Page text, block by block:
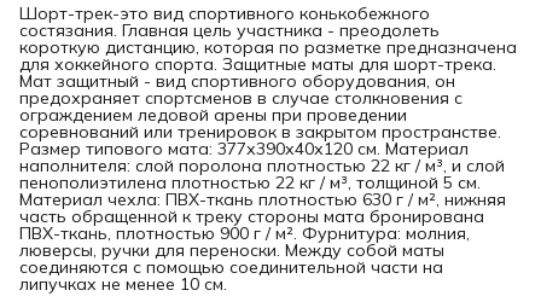
Шорт-трек-это вид спортивного конькобежного
состязания. Главная цель участника - преодолеть
короткую дистанцию, которая по разметке предназначена
для хоккейного спорта. Защитные маты для шорт-трека.
Мат защитный - вид спортивного оборудования, он
предохраняет спортсменов в случае столкновения с
ограждением ледовой арены при проведении
соревнований или тренировок в закрытом пространстве.
Размер типового мата: 377х390х40х120 см. Материал
наполнителя: слой поролона плотностью 22 кг / м³, и слой
пенополиэтилена плотностью 22 кг / м³, толщиной 5 см.
Материал чехла: ПВХ-ткань плотностью 630 г / м², нижняя
часть обращенной к треку стороны мата бронирована
ПВХ-ткань, плотностью 900 г / м². Фурнитура: молния,
люверсы, ручки для переноски. Между собой маты
соединяются с помощью соединительной части на
липучках не менее 10 см.